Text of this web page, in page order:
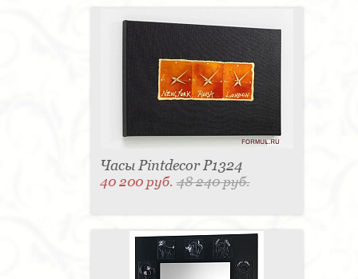
Часы Pintdecor P1324
40 200 руб.48 240 руб.